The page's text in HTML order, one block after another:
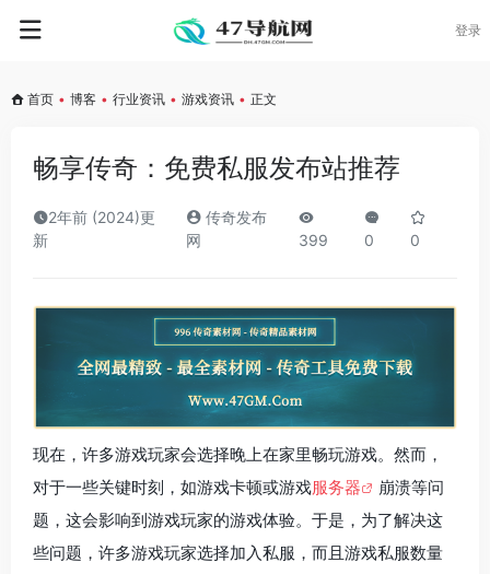
登录
首页 • 博客 • 行业资讯 • 游戏资讯 • 正文
畅享传奇：免费私服发布站推荐
2年前 (2024)更
新
传奇发布
网
399 0 0
现在，许多游戏玩家会选择晚上在家里畅玩游戏。然而，
对于一些关键时刻，如游戏卡顿或游戏服务器
崩溃等问
题，这会影响到游戏玩家的游戏体验。于是，为了解决这
些问题，许多游戏玩家选择加入私服，而且游戏私服数量